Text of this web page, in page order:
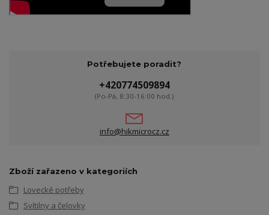
Potřebujete poradit?
+420774509894
(Po-Pá, 8:30-16:00 hod.)
info@hikmicrocz.cz
Zboží zařazeno v kategoriích
Lovecké potřeby
Svítilny a čelovky